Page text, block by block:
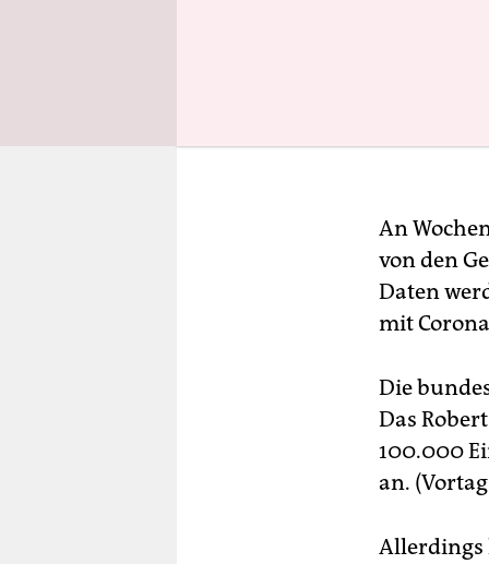
An
von den
Daten
mit
Die
Das
100.000
an.
Allerdings